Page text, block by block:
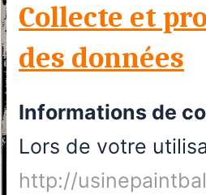
Collecte et
des données
Informations de
Lors de votre
http://